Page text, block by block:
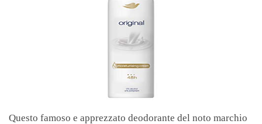
Questo famoso e apprezzato deodorante del noto marchio